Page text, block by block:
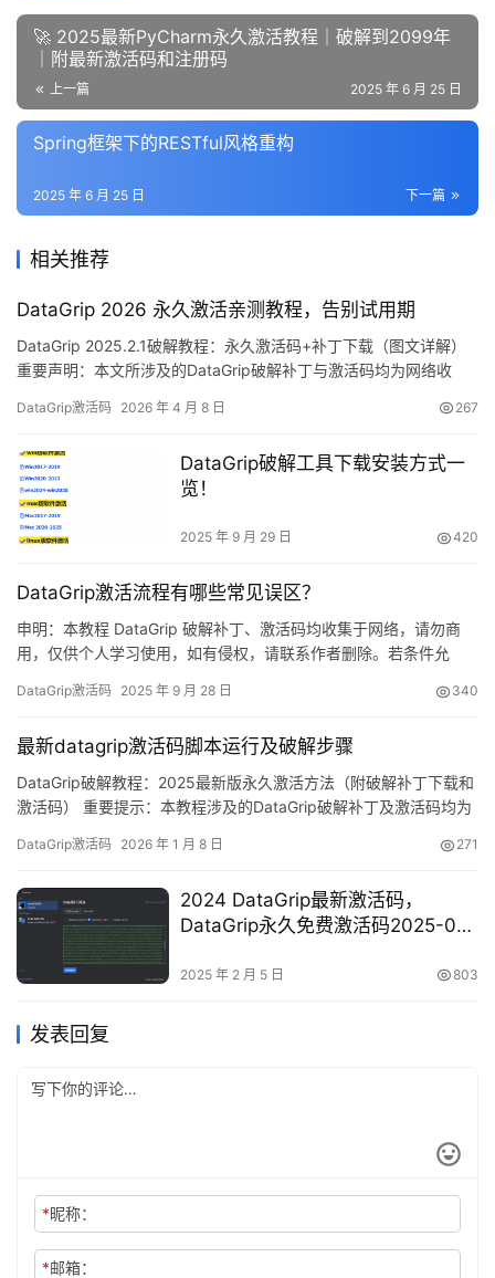
🚀 2025最新PyCharm永久激活教程｜破解到2099年
｜附最新激活码和注册码
上一篇 2025 年 6 月 25 日
Spring框架下的RESTful风格重构
下一篇
2025 年 6 月 25 日
相关推荐
DataGrip 2026 永久激活亲测教程，告别试用期
DataGrip 2025.2.1破解教程：永久激活码+补丁下载（图文详解）
重要声明：本文所涉及的DataGrip破解补丁与激活码均为网络收
笔者删除。经济允许的话，强烈建议支持正版！ 话不多说，先展示
至2099年，相当给力！…
DataGrip激活码 2026 年 4 月 8 日 267
DataGrip破解工具下载安装方式一
览！
2025 年 9 月 29 日 420
DataGrip激活流程有哪些常见误区？
申明：本教程 DataGrip 破解补丁、激活码均收集于网络，请勿商
用，仅供个人学习使用，如有侵权，请联系作者删除。若条件允
本破解成功的截图，如下图，可以看到已经成功破解到 2099 年
最新的DataGrip 。 如果…
DataGrip激活码 2025 年 9 月 28 日 340
最新datagrip激活码脚本运行及破解步骤
DataGrip破解教程：2025最新版永久激活方法（附破解补丁下载和
激活码） 重要提示：本教程涉及的DataGrip破解补丁及激活码均为
建议购买官方正版授权。如需删除侵权内容，请联系原作者。
用。本文将分享如何通过破解补丁实…
DataGrip激活码 2026 年 1 月 8 日 271
2024 DataGrip最新激活码，
DataGrip永久免费激活码2025-02-
2025 年 2 月 5 日 803
发表回复
*昵称：
*邮箱：